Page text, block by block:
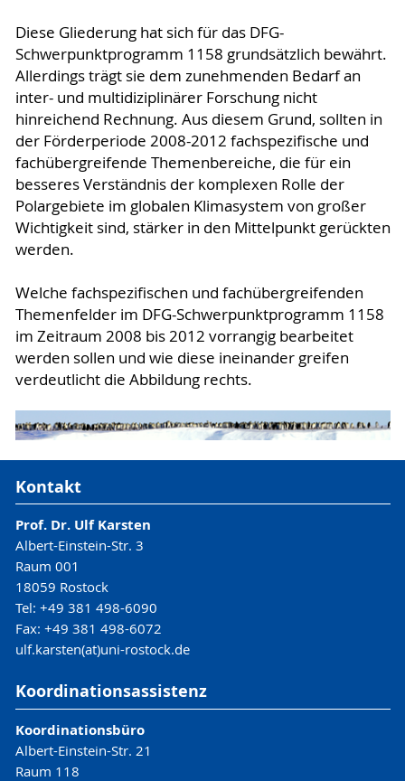
Diese Gliederung hat sich für das DFG-
Schwerpunktprogramm 1158 grundsätzlich bewährt.
Allerdings trägt sie dem zunehmenden Bedarf an
inter- und multidiziplinärer Forschung nicht
hinreichend Rechnung. Aus diesem Grund, sollten in
der Förderperiode 2008-2012 fachspezifische und
fachübergreifende Themenbereiche, die für ein
besseres Verständnis der komplexen Rolle der
Polargebiete im globalen Klimasystem von großer
Wichtigkeit sind, stärker in den Mittelpunkt gerückten
werden.
Welche fachspezifischen und fachübergreifenden
Themenfelder im DFG-Schwerpunktprogramm 1158
im Zeitraum 2008 bis 2012 vorrangig bearbeitet
werden sollen und wie diese ineinander greifen
verdeutlicht die Abbildung rechts.
Kontakt
Prof. Dr. Ulf Karsten
Albert-Einstein-Str. 3
Raum 001
18059 Rostock
Tel: +49 381 498-6090
Fax: +49 381 498-6072
ulf.karsten(at)uni-rostock.de
Koordinationsassistenz
Koordinationsbüro
Albert-Einstein-Str. 21
Raum 118